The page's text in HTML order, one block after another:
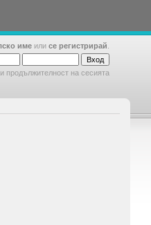
име или се регистрирай
продължителност на сесията